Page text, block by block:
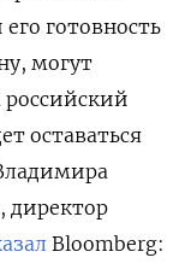
готовность
могут
оставаться
директор
Bloomberg: